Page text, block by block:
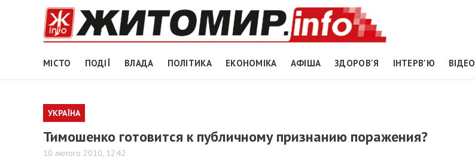
МІСТО ПОДІЇ ВЛАДА ПОЛІТИКА ЕКОНОМІКА АФІША ЗДОРОВ'Я ІНТЕРВ'Ю ВІДЕО
УКРАЇНА
Тимошенко готовится к публичному признанию поражения?
10 лютого 2010, 12:42